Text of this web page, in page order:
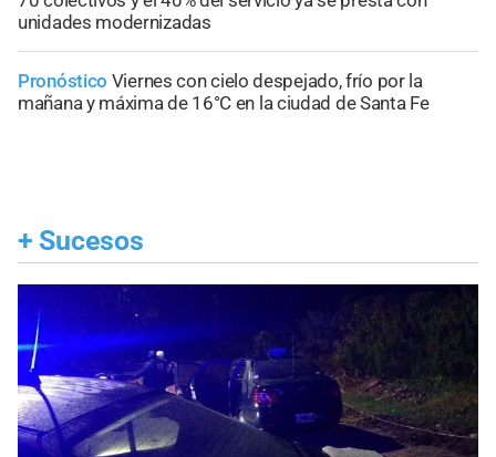
unidades modernizadas
Pronóstico Viernes con cielo despejado, frío por la
mañana y máxima de 16°C en la ciudad de Santa Fe
+ Sucesos